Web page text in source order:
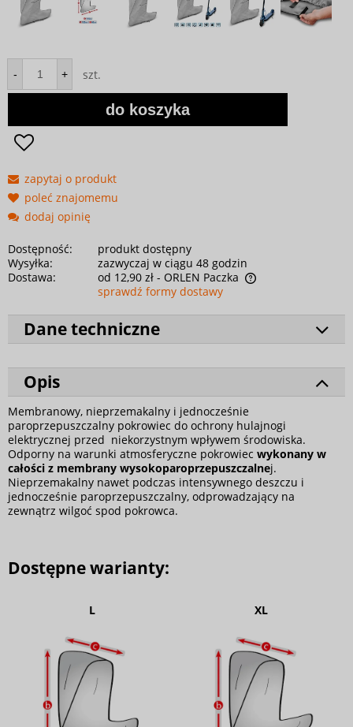
- + szt.
do koszyka
zapytaj o produkt
poleć znajomemu
dodaj opinię
Dostępność:
produkt dostępny
Wysyłka:
zazwyczaj w ciągu 48 godzin
Dostawa:
od 12,90 zł - ORLEN Paczka
sprawdź formy dostawy
Dane techniczne
Opis
Membranowy, nieprzemakalny i jednocześnie
paroprzepuszczalny pokrowiec do ochrony hulajnogi
elektrycznej przed niekorzystnym wpływem środowiska.
Odporny na warunki atmosferyczne pokrowiec wykonany w
całości z membrany wysokoparoprzepuszczalnej.
Nieprzemakalny nawet podczas intensywnego deszczu i
jednocześnie paroprzepuszczalny, odprowadzający na
zewnątrz wilgoć spod pokrowca.
Dostępne warianty:
L XL